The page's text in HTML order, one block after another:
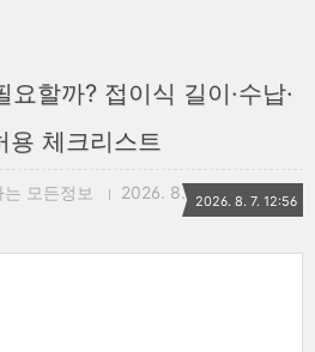
할까? 접이식 길이·수납·
용 체크리스트
모든정보 2026. 8. 7. 12:562026. 8. 7. 12:56